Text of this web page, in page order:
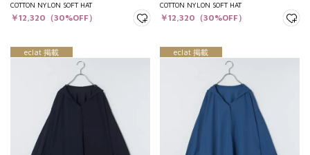
COTTON NYLON SOFT HAT
￥12,320（30%OFF）
COTTON NYLON SOFT HAT
￥12,320（30%OFF）
eclat 掲載 eclat 掲載